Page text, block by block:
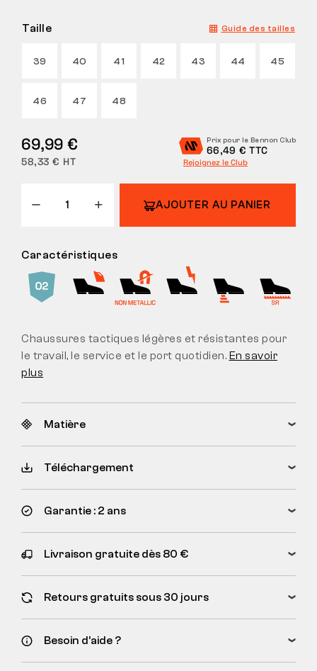
Taille Guide des tailles
39 40 41 42 43 44 45
46 47 48
69,99 €
58,33 € HT
Prix pour le Bennon Club
66,49 € TTC
Rejoignez le Club
AJOUTER AU PANIER
Caractéristiques
Chaussures tactiques légères et résistantes pour
le travail, le service et le port quotidien. En savoir
plus
Matière
Téléchargement
Garantie : 2 ans
Livraison gratuite dès 80 €
Retours gratuits sous 30 jours
Besoin d’aide ?